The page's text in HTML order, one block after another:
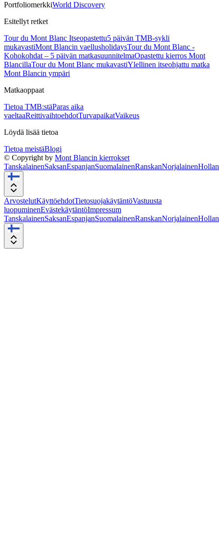
PortfoliomerkkiWorld Discovery
Esitellyt retket
Tour du Mont Blanc Itseopastettu5 päivän TMB-sykli
mukavastiMont Blancin vaellusholidaysTour du Mont Blanc -
Kohokohdat – 5 päivän matkasuunnitelmaOpastettu kierros Mont
BlancillaTour du Mont Blanc mukavastiYlellinen itseohjattu matka
Mont Blancin ympäri
Matkaoppaat
Tietoa TMB:stäParas aika
vaeltaaReittivaihtoehdotTurvapaikatVaikeus
Löydä lisää tietoa
Tietoa meistäBlogi
© Copyright by Mont Blancin kierrokset
TanskalainenSaksanEspanjanSuomalainenRanskanNorjalainen
ArvostelutKäyttöehdotTietosuojakäytäntöVastuusta
luopuminenEvästekäytäntöImpressum
TanskalainenSaksanEspanjanSuomalainenRanskanNorjalainen